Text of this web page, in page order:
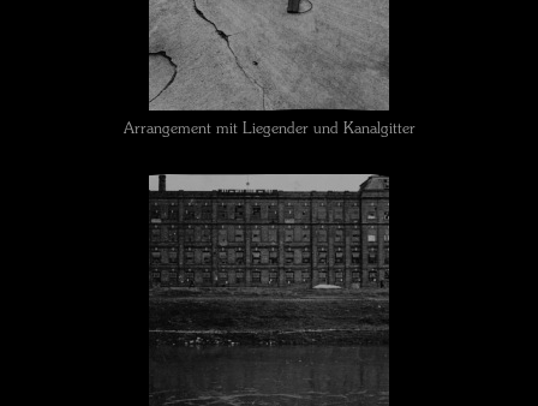
Arrangement mit Liegender und Kanalgitter